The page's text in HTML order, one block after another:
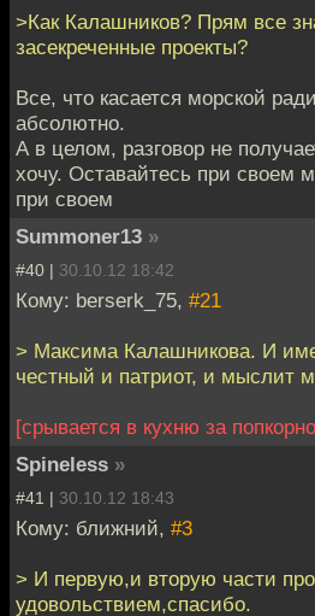
>Как Калашников? Прям все
засекреченные проекты?
Все, что касается морской
абсолютно.
А в целом, разговор не
хочу. Оставайтесь при своем
при своем
Summoner13 »
#40 | 30.10.12 18:42
Кому: berserk_75, #21
> Максима Калашникова. И
честный и патриот, и мыслит
[срывается в кухню за
Spineless »
#41 | 30.10.12 18:43
Кому: ближний, #3
> И первую,и вторую части
удовольствием,спасибо.